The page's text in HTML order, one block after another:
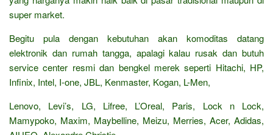
super market.
Begitu pula dengan kebutuhan akan komoditas datang
elektronik dan rumah tangga, apalagi kalau rusak dan butuh
service center resmi dan bengkel merek seperti Hitachi, HP,
Infinix, Intel, I-one, JBL, Kenmaster, Kogan, L-Men,
Lenovo, Levi’s, LG, Lifree, L’Oreal, Paris, Lock n Lock,
Mamypoko, Maxim, Maybelline, Meizu, Merries, Acer, Adidas,